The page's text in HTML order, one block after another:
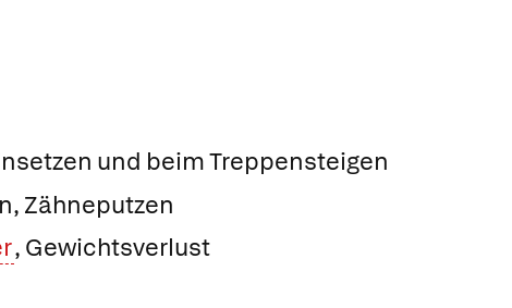
und beim Treppensteigen
Zähneputzen
, Gewichtsverlust